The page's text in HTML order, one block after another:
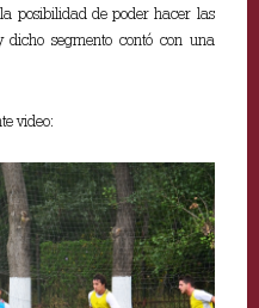
posibilidad de poder hacer las
segmento contó con una
video: